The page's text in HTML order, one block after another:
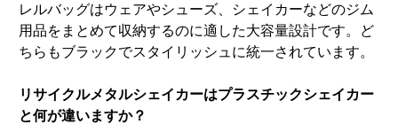
レルバッグはウェアやシューズ、シェイカーなどのジム
用品をまとめて収納するのに適した大容量設計です。ど
ちらもブラックでスタイリッシュに統一されています。
リサイクルメタルシェイカーはプラスチックシェイカー
と何が違いますか？